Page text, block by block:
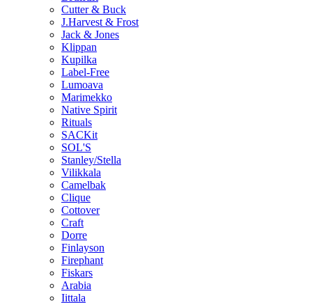
Cutter & Buck
J.Harvest & Frost
Jack & Jones
Klippan
Kupilka
Label-Free
Lumoava
Marimekko
Native Spirit
Rituals
SACKit
SOL'S
Stanley/Stella
Vilikkala
Camelbak
Clique
Cottover
Craft
Dorre
Finlayson
Firephant
Fiskars
Arabia
Iittala